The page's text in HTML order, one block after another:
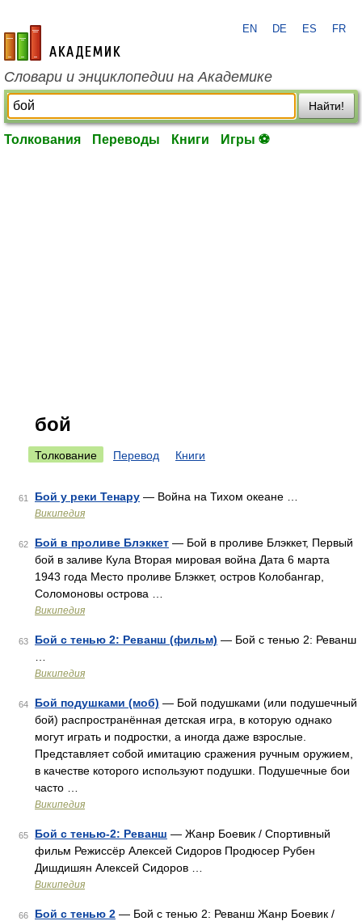
academic.ru
EN DE ES FR
Словари и энциклопедии на Академике
Найти!
Толкования Переводы Книги Игры ⚽
бой
Толкование Перевод Книги
61 Бой у реки Тенару — Война на Тихом океане …
Википедия
62 Бой в проливе Блэккет — Бой в проливе Блэккет, Первый
бой в заливе Кула Вторая мировая война Дата 6 марта
1943 года Место проливе Блэккет, остров Колобангар,
Соломоновы острова …
Википедия
63 Бой с тенью 2: Реванш (фильм) — Бой с тенью 2: Реванш
Википедия
64 Бой подушками (моб) — Бой подушками (или подушечный
бой) распространённая детская игра, в которую однако
могут играть и подростки, а иногда даже взрослые.
Представляет собой имитацию сражения ручным оружием,
в качестве которого используют подушки. Подушечные бои
часто …
Википедия
65 Бой с тенью-2: Реванш — Жанр Боевик / Спортивный
фильм Режиссёр Алексей Сидоров Продюсер Рубен
Дишдишян Алексей Сидоров …
Википедия
66 Бой с тенью 2 — Бой с тенью 2: Реванш Жанр Боевик /